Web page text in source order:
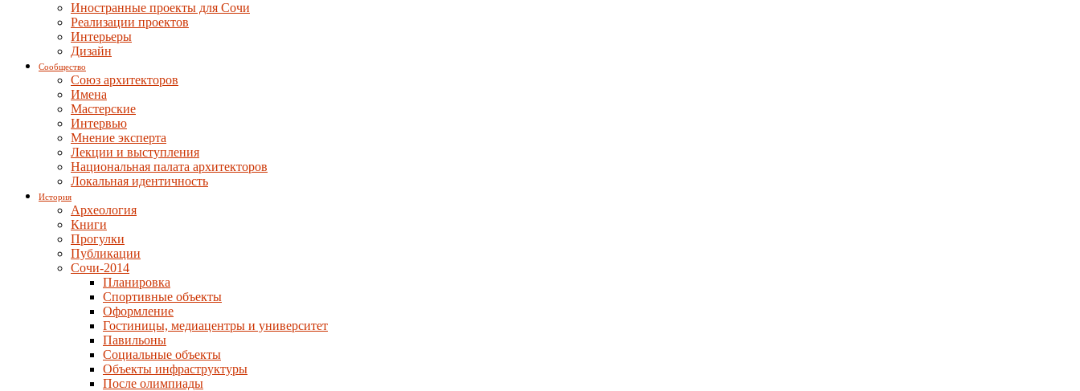
Иностранные проекты для Сочи
Реализации проектов
Интерьеры
Дизайн
Сообщество
Союз архитекторов
Имена
Мастерские
Интервью
Мнение эксперта
Лекции и выступления
Национальная палата архитекторов
Локальная идентичность
История
Археология
Книги
Прогулки
Публикации
Сочи-2014
Планировка
Спортивные объекты
Оформление
Гостиницы, медиацентры и университет
Павильоны
Социальные объекты
Объекты инфраструктуры
После олимпиады